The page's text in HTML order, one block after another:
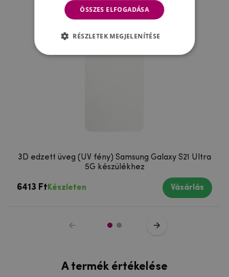
3D edzett üveg (UV fény) Samsung Galaxy S21 Ultra
5G készülékhez
6413 Ft Készleten Vásárlás
A termék értékelése
ÖSSZES ELFOGADÁSA
RÉSZLETEK MEGJELENÍTÉSE